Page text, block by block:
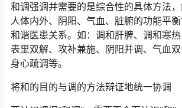
和调强调并需要的是综合性的具体方法
人体内外、阴阳、气血、脏腑的功能平
和谐医患关系。如：调和肝脾、调和寒热
表里双解、攻补兼施、阴阳并调、气血双
身心疏调等。
将和的目的与调的方法辩证地统一协调